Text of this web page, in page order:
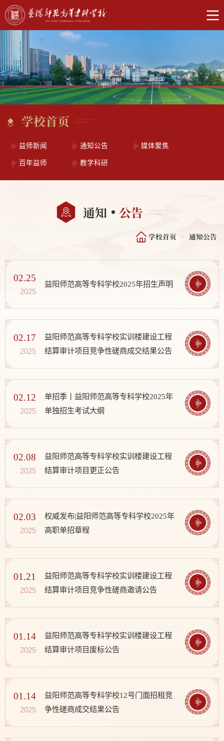
学校首页
益师新闻 通知公告 媒体聚焦
百年益师 教学科研
通知 公告
学校首页 > 通知公告
02.25
2025
益阳师范高等专科学校2025年招生声明
02.17
2025
益阳师范高等专科学校实训楼建设工程
结算审计项目竞争性磋商成交结果公告
02.12
2025
单招季丨益阳师范高等专科学校2025年
单独招生考试大纲
02.08
2025
益阳师范高等专科学校实训楼建设工程
结算审计项目更正公告
02.03
2025
权威发布|益阳师范高等专科学校2025年
高职单招章程
01.21
2025
益阳师范高等专科学校实训楼建设工程
结算审计项目竞争性磋商邀请公告
01.14
2025
益阳师范高等专科学校实训楼建设工程
结算审计项目废标公告
01.14
2025
益阳师范高等专科学校12号门面招租竞
争性磋商成交结果公告